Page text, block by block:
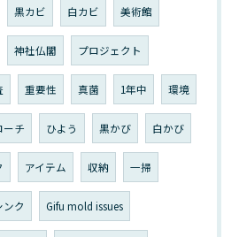
黒カビ 白カビ 美術館
神社仏閣 プロジェクト
重要性 真菌 1年中 環境
ーチ ひよう 黒かび 白かび
アイテム 収納 一掃
ンク Gifu mold issues